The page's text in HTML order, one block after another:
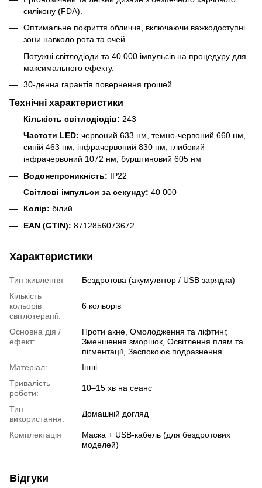
силікону (FDA).
Оптимальне покриття обличчя, включаючи важкодоступні
зони навколо рота та очей.
Потужні світлодіоди та 40 000 імпульсів на процедуру для
максимального ефекту.
30-денна гарантія повернення грошей.
Технічні характеристики
Кількість світлодіодів: 243
Частоти LED: червоний 633 нм, темно-червоний 660 нм,
синій 463 нм, інфрачервоний 830 нм, глибокий
інфрачервоний 1072 нм, бурштиновий 605 нм
Водонепроникність: IP22
Світлові імпульси за секунду: 40 000
Колір: білий
EAN (GTIN): 8712856073672
Характеристики
Тип живлення
Бездротова (акумулятор / USB зарядка)
Кількість
кольорів
світлотерапії:
6 кольорів
Основна дія /
ефект:
Проти акне, Омолодження та ліфтинг,
Зменшення зморшок, Освітлення плям та
пігментації, Заспокоює подразнення
Матеріал:
Інші
Тривалість
роботи:
10–15 хв на сеанс
Тип
використання:
Домашній догляд
Комплектація
Маска + USB-кабель (для бездротових
моделей)
Відгуки